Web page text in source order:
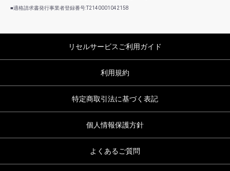
■適格請求書発行事業者登録番号:T2140001042158
リセルサービスご利用ガイド
利用規約
特定商取引法に基づく表記
個人情報保護方針
よくあるご質問